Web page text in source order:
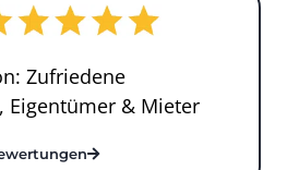
Zufriedene
Eigentümer & Mieter